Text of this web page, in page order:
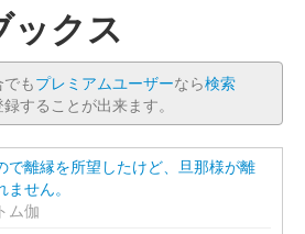
ックス
もプレミアムユーザーなら検索
することが出来ます。
で離縁を所望したけど、旦那様が離
ません。
ム伽